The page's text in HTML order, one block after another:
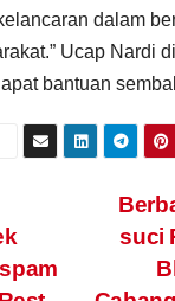
dalam
Ucap Nardi
bantuan
suci